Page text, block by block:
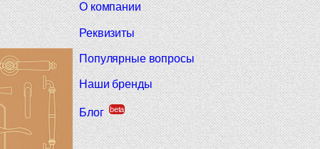
О компании
Реквизиты
Популярные вопросы
Наши бренды
Блог beta